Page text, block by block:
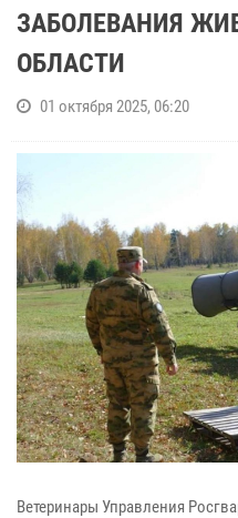
ЗАБОЛЕВАНИЯ
ОБЛАСТИ
01 октября 2025, 06:20
Ветеринары Управления